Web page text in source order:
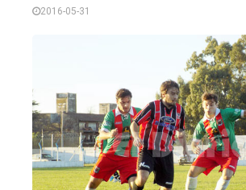
2016-05-31